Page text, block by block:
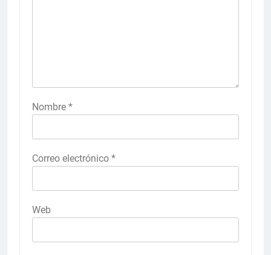
Nombre *
Correo electrónico *
Web